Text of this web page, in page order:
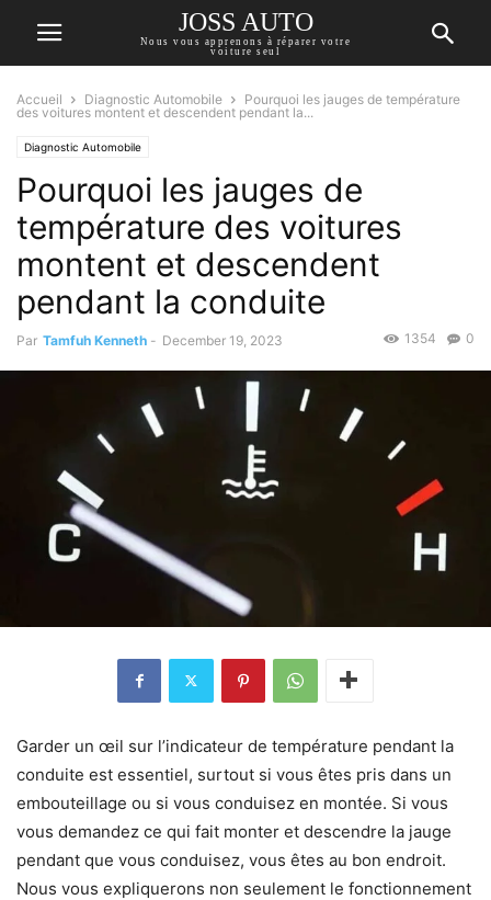
JOSS AUTO
Nous vous apprenons à réparer votre
voiture seul
Accueil Diagnostic Automobile
Pourquoi les jauges de température
des voitures montent et descendent pendant la...
Diagnostic Automobile
Pourquoi les jauges de
température des voitures
montent et descendent
pendant la conduite
Par Tamfuh Kenneth - December 19, 2023 0
1354
Garder un œil sur l’indicateur de température pendant la
conduite est essentiel, surtout si vous êtes pris dans un
embouteillage ou si vous conduisez en montée. Si vous
vous demandez ce qui fait monter et descendre la jauge
pendant que vous conduisez, vous êtes au bon endroit.
Nous vous expliquerons non seulement le fonctionnement